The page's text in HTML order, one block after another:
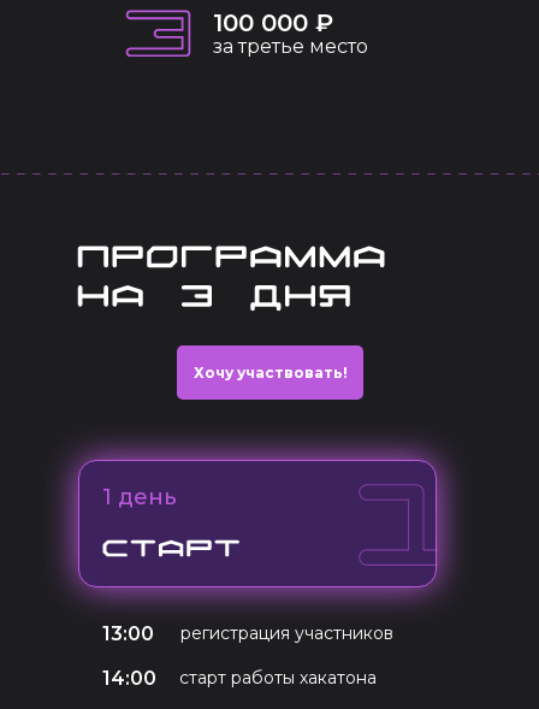
100 000 ₽
за третье место
1 день
Хочу участвовать!
13:00 регистрация участников
14:00 старт работы хакатона